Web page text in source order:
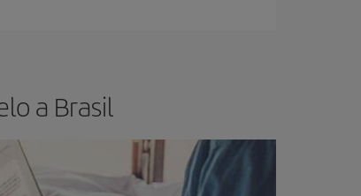
a Brasil